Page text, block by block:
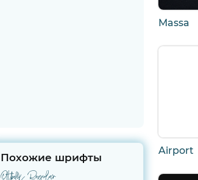
Похожие шрифты
Massa
Airport